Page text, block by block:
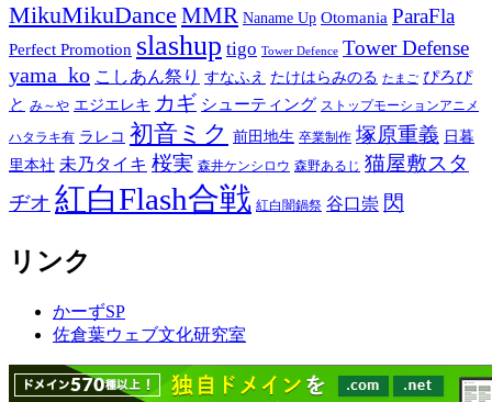
MikuMikuDance MMR Naname Up Otomania ParaFla
Perfect Promotion slashup tigo Tower Defence Tower Defense
yama_ko こしあん祭り すなふえ たけはらみのる たまご ぴろぴ
と み～や エジエレキ カギ シューティング ストップモーションアニメ
ハタラキ有 ラレコ 初音ミク 前田地生 卒業制作 塚原重義 日暮
里本社 未乃タイキ 桜実 森井ケンシロウ 森野あるじ 猫屋敷スタ
ヂオ 紅白Flash合戦 紅白闇鍋祭 谷口崇 閃
リンク
かーずSP
佐倉葉ウェブ文化研究室